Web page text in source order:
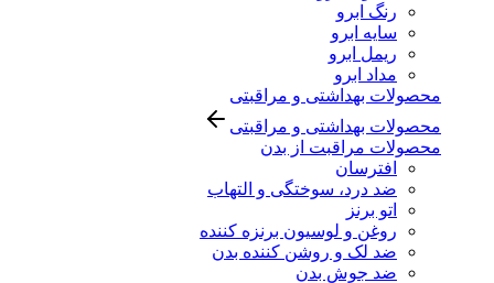
رنگ ابرو
سایه ابرو
ریمل ابرو
مداد ابرو
محصولات بهداشتی و مراقبتی
محصولات بهداشتی و مراقبتی
محصولات مراقبت از بدن
افترسان
ضد درد، سوختگی و التهاب
اتو برنز
روغن و لوسیون برنزه کننده
ضد لک و روشن کننده بدن
ضد جوش بدن